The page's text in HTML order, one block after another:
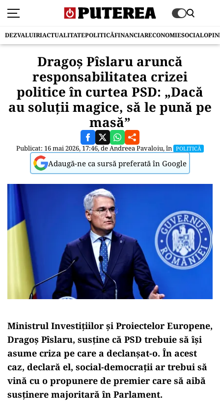
DEZVALUIRIACTUALITATEPOLITICĂFINANCIARECONOMIESOCIAL
Dragoș Pîslaru aruncă
responsabilitatea crizei
politice în curtea PSD: „Dacă
au soluții magice, să le pună pe
masă”
Publicat: 16 mai 2026, 17:46, deAndreea Pavaloiu, în POLITICĂ
Adaugă-ne ca sursă preferată în Google
Ministrul Investițiilor și Proiectelor Europene,
Dragoș Pîslaru, susține că PSD trebuie să își
asume criza pe care a declanșat-o. În acest
caz, declară el, social-democrații ar trebui să
vină cu o propunere de premier care să aibă
susținere majoritară în Parlament.